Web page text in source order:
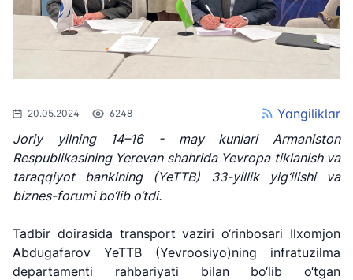
20.05.2024 6248
Yangiliklar
Joriy yilning 14–16 - may kunlari Armaniston
Respublikasining Yerevan shahrida Yevropa tiklanish va
taraqqiyot bankining (YeTTB) 33-yillik yig‘ilishi va
biznes-forumi bo‘lib o‘tdi.
Tadbir doirasida transport vaziri o‘rinbosari Ilxomjon
Abdugafarov YeTTB (Yevroosiyo)ning infratuzilma
departamenti rahbariyati bilan bo‘lib o‘tgan